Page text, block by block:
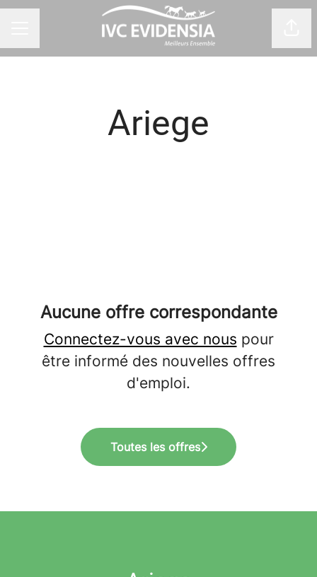
Ariege
Aucune offre correspondante
Connectez-vous avec nous pour
être informé des nouvelles offres
d'emploi.
Toutes les offres